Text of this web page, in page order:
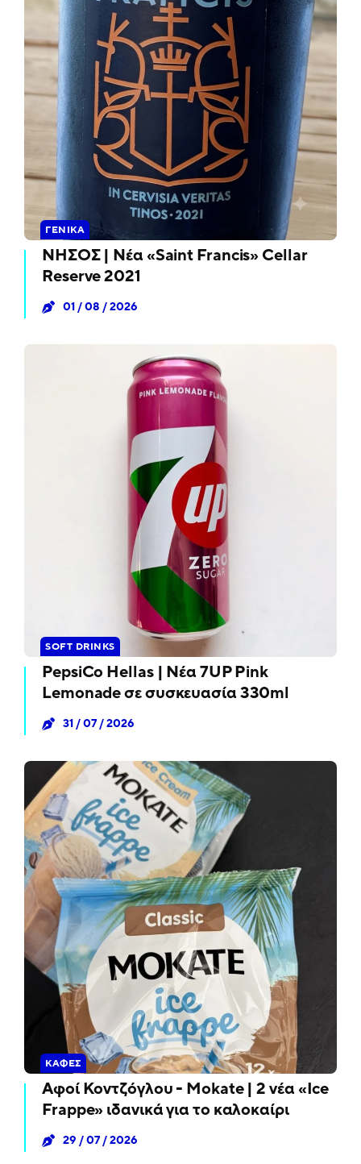
ΓΕΝΙΚΆ
ΝΗΣΟΣ | Νέα «Saint Francis» Cellar
Reserve 2021
01 / 08 / 2026
SOFT DRINKS
PepsiCo Hellas | Νέα 7UP Pink
Lemonade σε συσκευασία 330ml
31 / 07 / 2026
ΚΑΦΈΣ
Αφοί Κοντζόγλου - Mokate | 2 νέα «Ice
Frappe» ιδανικά για το καλοκαίρι
29 / 07 / 2026